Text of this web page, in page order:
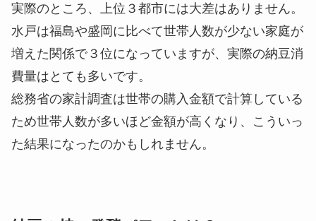
実際のところ、上位３都市には大差はありません。
水戸は福島や盛岡に比べて世帯人数が少ない家庭が
増えた関係で３位になっていますが、実際の納豆消
費量はとても多いです。
総務省の家計調査は世帯の購入金額で計算している
ため世帯人数が多いほど金額が高くなり、こういっ
た結果になったのかもしれません。